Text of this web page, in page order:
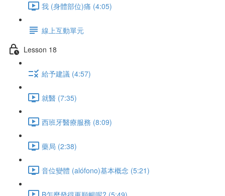
我 (身體部位)痛 (4:05)
線上互動單元
Lesson 18
給予建議 (4:57)
就醫 (7:35)
西班牙醫療服務 (8:09)
藥局 (2:38)
音位變體 (alófono)基本概念 (5:21)